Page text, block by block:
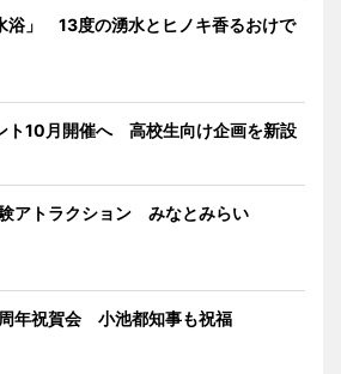
浴」 13度の湧水とヒノキ香るおけで
ト10月開催へ 高校生向け企画を新設
アトラクション みなとみらい
年祝賀会 小池都知事も祝福